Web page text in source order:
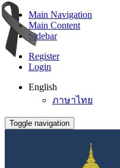
Main Navigation
Main Content
Sidebar
Register
Login
English
ภาษาไทย
Toggle navigation